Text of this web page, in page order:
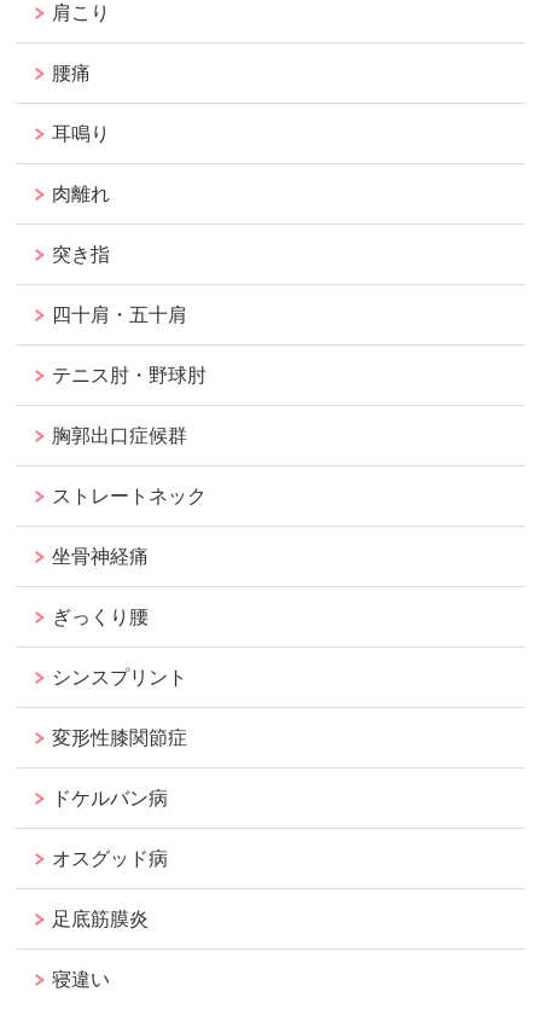
肩こり
腰痛
耳鳴り
肉離れ
突き指
四十肩・五十肩
テニス肘・野球肘
胸郭出口症候群
ストレートネック
坐骨神経痛
ぎっくり腰
シンスプリント
変形性膝関節症
ドケルバン病
オスグッド病
足底筋膜炎
寝違い